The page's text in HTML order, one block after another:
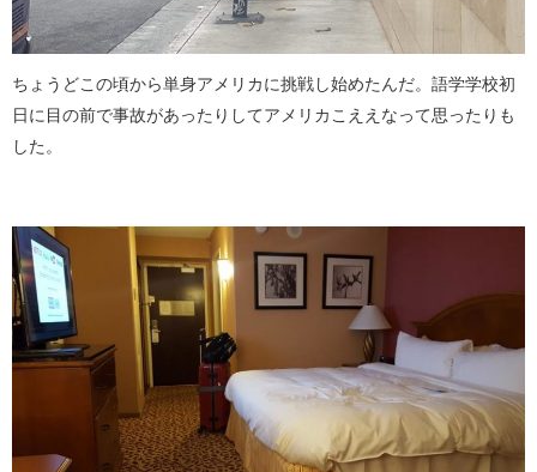
ちょうどこの頃から単身アメリカに挑戦し始めたんだ。語学学校初
日に目の前で事故があったりしてアメリカこええなって思ったりも
した。